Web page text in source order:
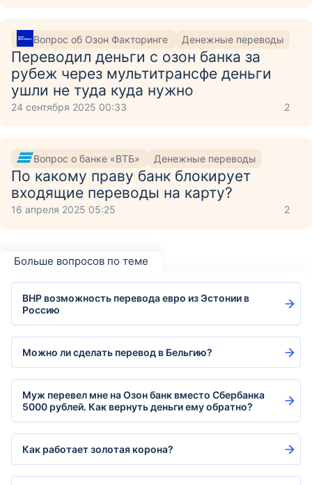
Вопрос об Озон Факторинге Денежные переводы
Переводил деньги с озон банка за
рубеж через мультитрансфе деньги
ушли не туда куда нужно
24 сентября 2025 00:33 2
Вопрос о банке «ВТБ» Денежные переводы
По какому праву банк блокирует
входящие переводы на карту?
16 апреля 2025 05:25 2
Больше вопросов по теме
ВНР возможность перевода евро из Эстонии в
Россию
Можно ли сделать перевод в Бельгию?
Муж перевел мне на Озон банк вместо Сбербанка
5000 рублей. Как вернуть деньги ему обратно?
Как работает золотая корона?